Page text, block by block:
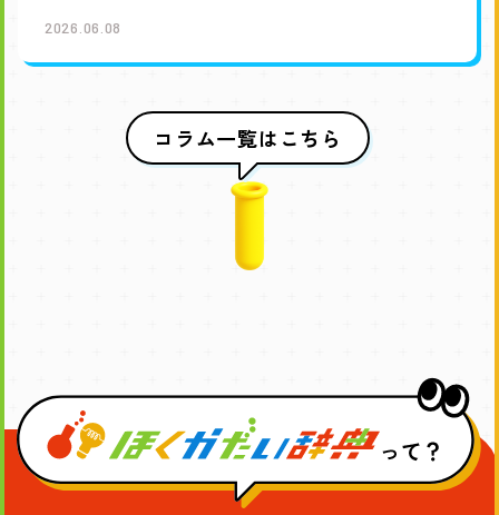
2026.06.08
コラム一覧はこちら
ほ
く
か